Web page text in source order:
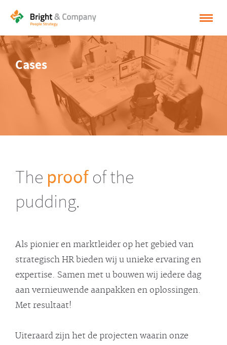
HOME
OPLOSSINGEN
INSPIRATIE
OVER BRIGHT & COMPANY
NEDERLANDS
Cases
The proofof the
pudding.
Als pionier en marktleider op het gebied van
strategisch HR bieden wij u unieke ervaring en
expertise. Samen met u bouwen wij iedere dag
aan vernieuwende aanpakken en oplossingen.
Met resultaat!
Uiteraard zijn het de projecten waarin onze